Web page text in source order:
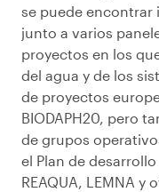
se puede
junto a varios
proyectos en los
del agua y de los
de proyectos
BIODAPH20, pero
de grupos
el Plan de
REAQUA, LEMNA y